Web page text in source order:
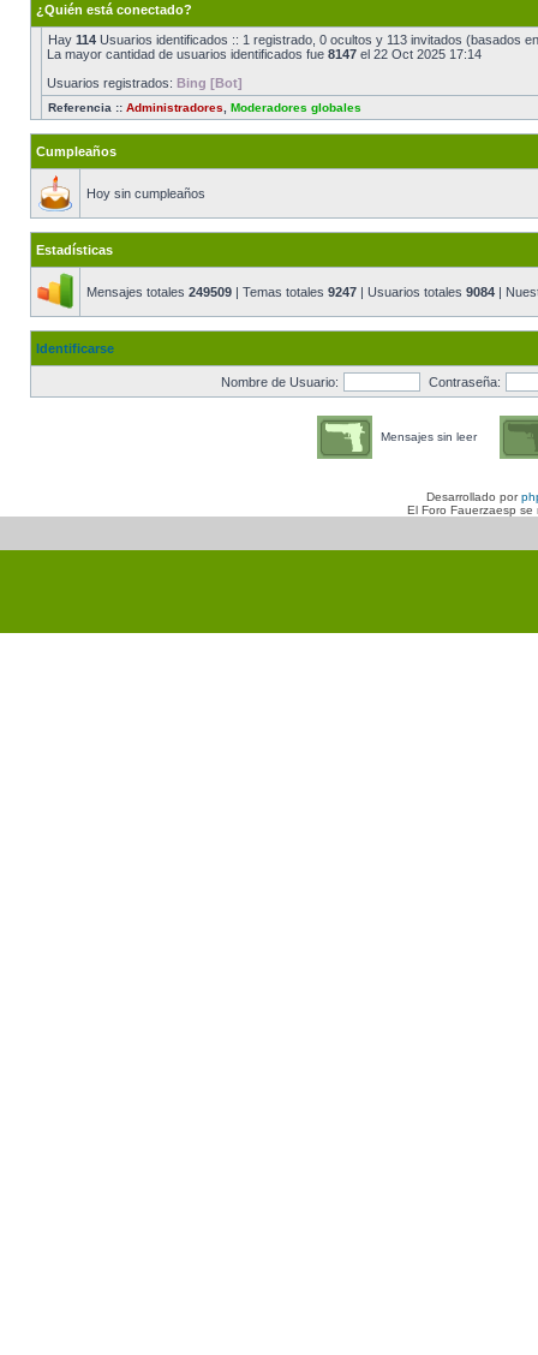
¿Quién está conectado?
Hay 114 Usuarios identificados :: 1 registrado, 0 ocultos y 113 invitados (basados
La mayor cantidad de usuarios identificados fue 8147 el 22 Oct 2025 17:14
Usuarios registrados: Bing [Bot]
Referencia :: Administradores Moderadores globales
Cumpleaños
Hoy sin cumpleaños
Estadísticas
Mensajes totales 249509 | Temas totales 9247 | Usuarios totales 9084 |
Identificarse
Nombre de Usuario: Contraseña:
Mensajes sin leer
Desarrollado por
El Foro Fauerzaesp